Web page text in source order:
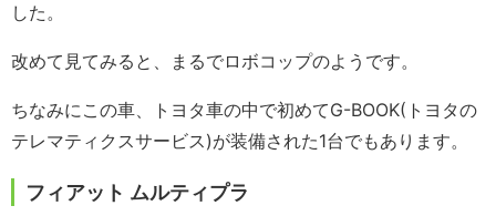
した。
改めて見てみると、まるでロボコップのようです。
ちなみにこの車、トヨタ車の中で初めてG-BOOK(トヨタの
テレマティクスサービス)が装備された1台でもあります。
フィアット ムルティプラ